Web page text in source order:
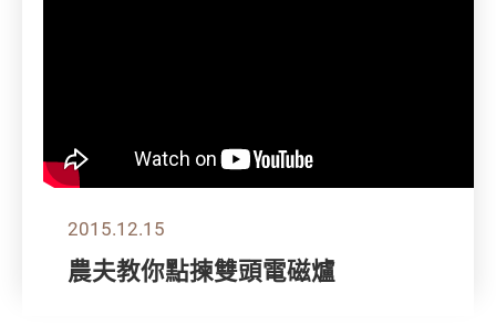
2015.12.15
農夫教你點揀雙頭電磁爐